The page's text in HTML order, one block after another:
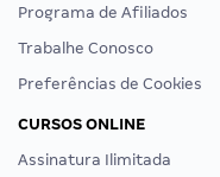
Programa de Afiliados
Trabalhe Conosco
Preferências de Cookies
CURSOS ONLINE
Assinatura Ilimitada